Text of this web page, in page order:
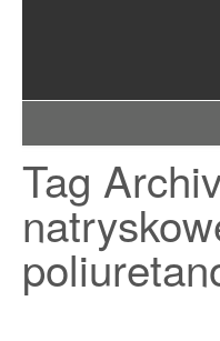
PRZYKŁADOWA
STRONA GŁÓWNA
Tag